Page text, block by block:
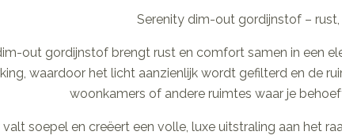
Serenity dim-out gordijnstof –
out gordijnstof brengt rust en comfort samen in een
waardoor het licht aanzienlijk wordt gefilterd en de
woonkamers of andere ruimtes waar je
valt soepel en creëert een volle, luxe uitstraling aan het